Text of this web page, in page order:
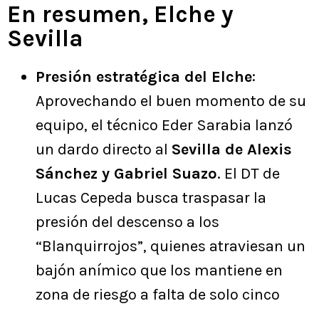
En resumen, Elche y
Sevilla
Presión estratégica del Elche:
Aprovechando el buen momento de su
equipo, el técnico Eder Sarabia lanzó
un dardo directo al Sevilla de Alexis
Sánchez y Gabriel Suazo. El DT de
Lucas Cepeda busca traspasar la
presión del descenso a los
“Blanquirrojos”, quienes atraviesan un
bajón anímico que los mantiene en
zona de riesgo a falta de solo cinco